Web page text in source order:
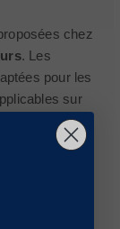
chez
. Les
pour les
sur